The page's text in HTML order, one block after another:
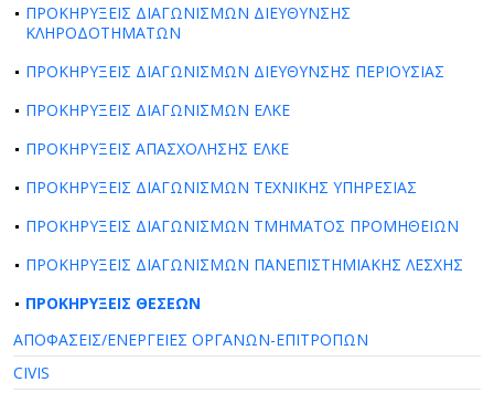
ΠΡΟΚΗΡΥΞΕΙΣ ΔΙΑΓΩΝΙΣΜΩΝ ΔΙΕΥΘΥΝΣΗΣ
ΚΛΗΡΟΔΟΤΗΜΑΤΩΝ
ΠΡΟΚΗΡΥΞΕΙΣ ΔΙΑΓΩΝΙΣΜΩΝ ΔΙΕΥΘΥΝΣΗΣ ΠΕΡΙΟΥΣΙΑΣ
ΠΡΟΚΗΡΥΞΕΙΣ ΔΙΑΓΩΝΙΣΜΩΝ ΕΛΚΕ
ΠΡΟΚΗΡΥΞΕΙΣ ΑΠΑΣΧΟΛΗΣΗΣ ΕΛΚΕ
ΠΡΟΚΗΡΥΞΕΙΣ ΔΙΑΓΩΝΙΣΜΩΝ ΤΕΧΝΙΚΗΣ ΥΠΗΡΕΣΙΑΣ
ΠΡΟΚΗΡΥΞΕΙΣ ΔΙΑΓΩΝΙΣΜΩΝ ΤΜΗΜΑΤΟΣ ΠΡΟΜΗΘΕΙΩΝ
ΠΡΟΚΗΡΥΞΕΙΣ ΔΙΑΓΩΝΙΣΜΩΝ ΠΑΝΕΠΙΣΤΗΜΙΑΚΗΣ ΛΕΣΧΗΣ
ΠΡΟΚΗΡΥΞΕΙΣ ΘΕΣΕΩΝ
ΑΠΟΦΑΣΕΙΣ/ΕΝΕΡΓΕΙΕΣ ΟΡΓΑΝΩΝ-ΕΠΙΤΡΟΠΩΝ
CIVIS